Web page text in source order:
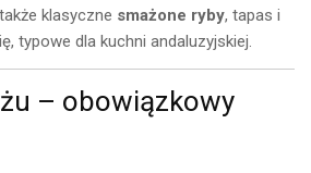
klasyczne smażone ryby, tapas i
typowe dla kuchni andaluzyjskiej.
– obowiązkowy